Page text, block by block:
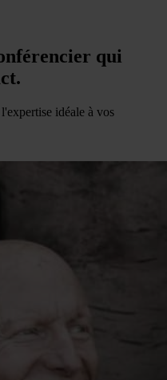
qui
idéale à vos